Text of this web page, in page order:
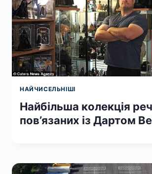
НАЙЧИСЕЛЬНІШІ
Найбільша колекція
пов’язаних із Дартом